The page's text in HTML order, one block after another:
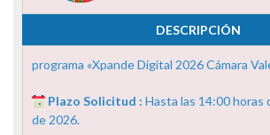
DESCRIPCIÓN
programa «Xpande Digital 2026 Cámara
Plazo Solicitud : Hasta las 14:00 horas
de 2026.